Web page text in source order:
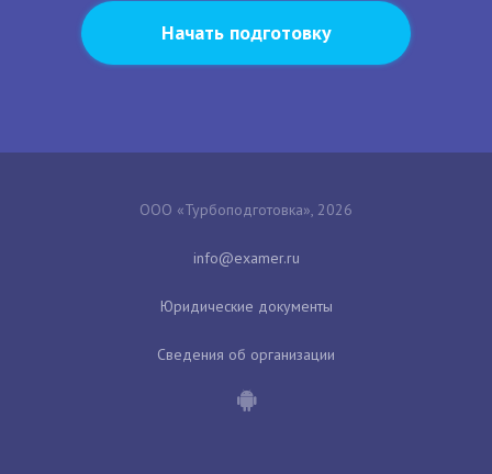
Начать подготовку
ООО «Турбоподготовка», 2026
Юридические документы
Сведения об организации